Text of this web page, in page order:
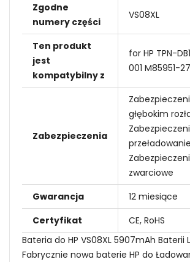
Zgodne
numery części
VS08XL
Ten produkt
jest
kompatybilny z
for HP TPN-
001 M85951-
Zabezpieczenia
głębokim
zwarciowe
Gwarancja
12 miesiące
Certyfikat
CE, RoHS
Bateria do HP VS08XL 5907mAh Baterii
Fabrycznie nowa baterie HP do